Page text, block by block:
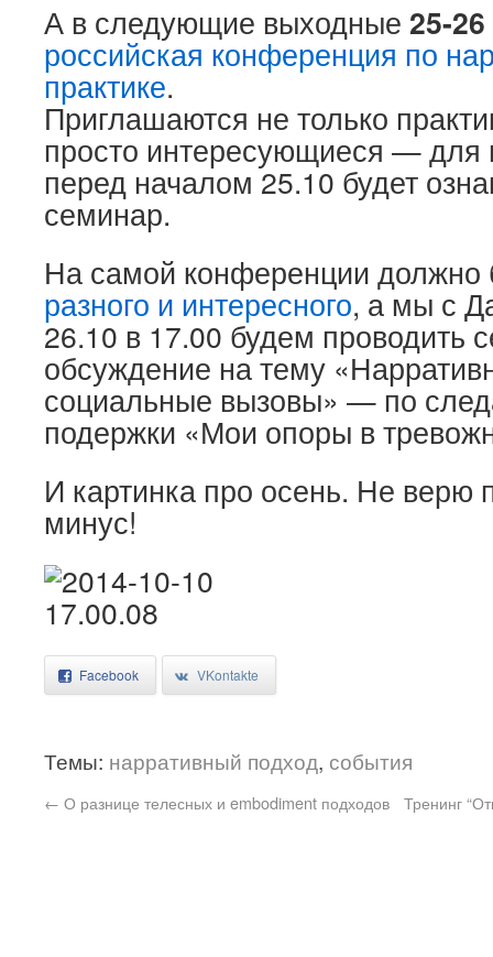
А в следующие выходные 25-
российская конференция по
практике.
Приглашаются не только
просто интересующиеся —
перед началом 25.10 будет
семинар.
На самой конференции
разного и интересного, а мы с
26.10 в 17.00 будем проводить
обсуждение на тему
социальные вызовы» — по
подержки «Мои опоры в
И картинка про осень. Не верю
минус!
Facebook VKontakte
Темы: нарративный подход, события
← О разнице телесных и embodiment подходов Тренинг